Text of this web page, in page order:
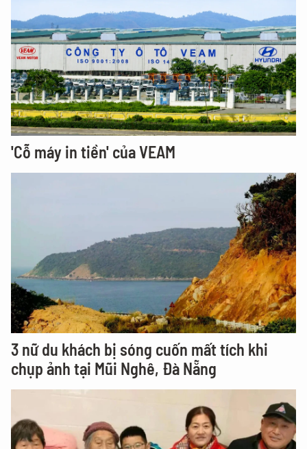
'Cỗ máy in tiền' của VEAM
3 nữ du khách bị sóng cuốn mất tích khi
chụp ảnh tại Mũi Nghê, Đà Nẵng